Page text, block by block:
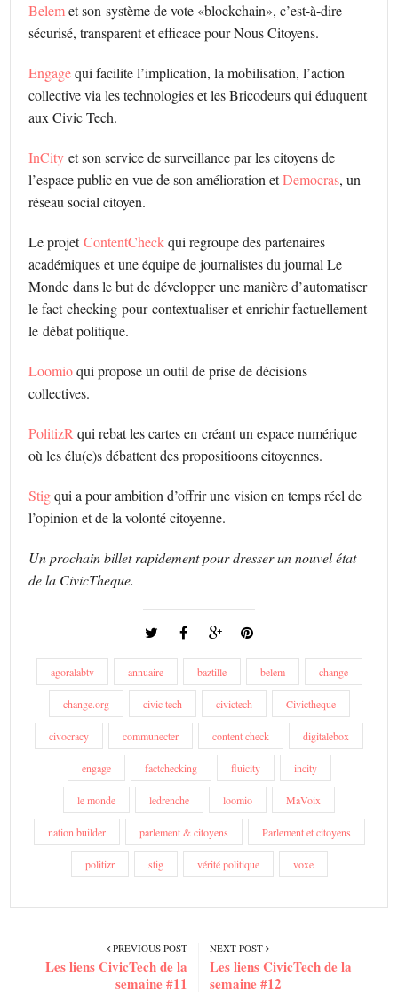
Belemet son système de vote «blockchain», c’est-à-dire
sécurisé, transparent et efficace pour Nous Citoyens.
Engagequi facilite l’implication, la mobilisation, l’action
collective via les technologies et les Bricodeurs qui éduquent
aux Civic Tech.
InCity et son service de surveillance par les citoyens de
l’espace public en vue de son amélioration etDemocras, un
réseau social citoyen.
Le projetContentCheckqui regroupe des partenaires
académiques et une équipe de journalistes du journal Le
Monde dans le but de développer une manière d’automatiser
le fact-checking pour contextualiser et enrichir factuellement
le débat politique.
Loomioqui propose un outil de prise de décisions
collectives.
PolitizRqui rebat les cartes en créant un espace numérique
où les élu(e)s débattent des propositioons citoyennes.
Stigqui a pour ambition d’offrir une vision en temps réel de
l’opinion et de la volonté citoyenne.
Un prochain billet rapidement pour dresser un nouvel état
de la CivicTheque.
agoralabtv annuaire baztille belem change
change.org civic tech civictech Civictheque
civocracy communecter content check digitalebox
engage factchecking fluicity incity
le monde ledrenche loomio MaVoix
nation builder parlement & citoyens Parlement et citoyens
politizr stig vérité politique voxe
NEXT POST
Les liens CivicTech de la
semaine #12
PREVIOUS POST
Les liens CivicTech de la
semaine #11